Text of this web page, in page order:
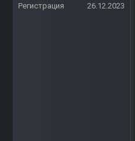
Регистрация
26.12.2023